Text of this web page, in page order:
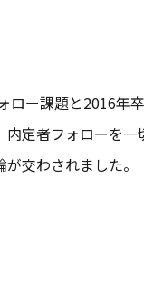
ロー課題と2016年
定者フォローを一
交わされました。